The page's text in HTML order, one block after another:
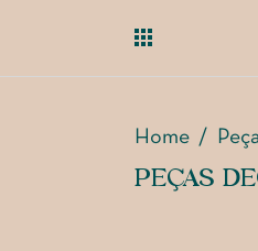
Home /
PEÇAS